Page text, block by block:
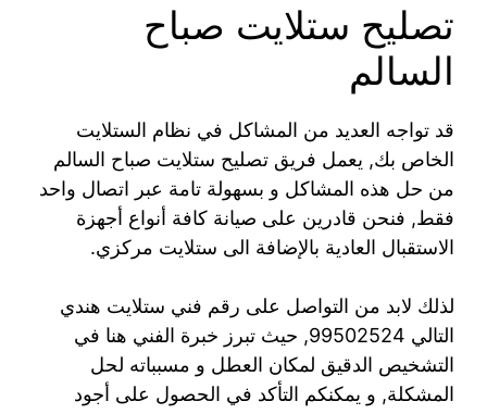
تصليح ستلايت صباح
السالم
قد تواجه العديد من المشاكل في نظام الستلايت
الخاص بك, يعمل فريق تصليح ستلايت صباح السالم
من حل هذه المشاكل و بسهولة تامة عبر اتصال واحد
فقط, فنحن قادرين على صيانة كافة أنواع أجهزة
الاستقبال العادية بالإضافة الى ستلايت مركزي.
لذلك لابد من التواصل على رقم فني ستلايت هندي
التالي 99502524, حيث تبرز خبرة الفني هنا في
التشخيص الدقيق لمكان العطل و مسبباته لحل
المشكلة, و يمكنكم التأكد في الحصول على أجود